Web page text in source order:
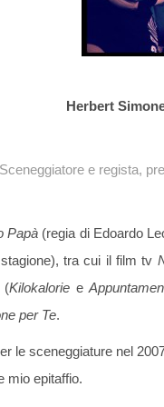
Herbert
Sceneggiatore e regista,
Papà(regia di Edoardo
tra cui il film tv
(Kilokalorie e
per Te.
le sceneggiature nel
mio epitaffio.